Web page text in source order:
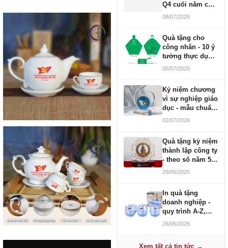
Q4 cuối năm cho
doanh nghiệp
08/07/2026
Quà tặng cho
công nhân - 10 ý
tưởng thực dụng
ngân sách 100-
05/07/2026
Kỷ niệm chương
vì sự nghiệp giáo
dục - mẫu chuẩn
2026
02/07/2026
Quà tặng kỷ niệm
thành lập công ty
- theo số năm 5,
10, 20, 30, 50
29/06/2026
In quà tặng
doanh nghiệp -
quy trình A-Z,
báo giá và thời
26/06/2026
Xem tất cả tin tức →